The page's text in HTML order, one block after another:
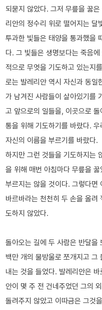
되묻지 않았다. 그저 무릎을 꿇
리안의 정수리 위로 떨어지는 달
투과한 빛들은 태양을 통과했을
다. 그 빛들은 생명보다는 죽음
적으로 무엇을 기도하고 있는지
로는 발레리안 역시 자신과 동일
가 남겨진 사람들이 살아있기를
고 앞으로의 일들을, 이곳으로
통을 위해 기도하기를 바랐다.
자신의 이름을 부르기를 바랐다.
하지만 그런 것들을 기도하지는
을 위해 매번 아침마다 무릎을
부르지는 않을 것이다. 그렇다면
바르바라는 천천히 두 손을 올려
도하지 않았다.
돌아오는 길에 두 사람은 반달을
백만 개의 물방울로 쪼개지고 그
내는 것을 들었다. 발레리안은
안이 몇 주 전 건네주었던 그의
돌려주지 않았고 이따금은 그것